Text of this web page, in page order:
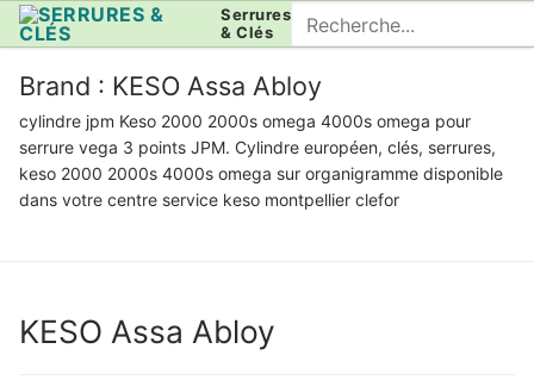
Aller
au
contenu
Serrures
& Clés
Rechercher
:
Brand : KESO Assa Abloy
cylindre jpm Keso 2000 2000s omega 4000s omega pour
serrure vega 3 points JPM. Cylindre européen, clés, serrures,
keso 2000 2000s 4000s omega sur organigramme disponible
dans votre centre service keso montpellier clefor
KESO Assa Abloy